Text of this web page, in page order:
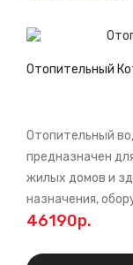
Отопительный
Отопительный
предназначен
жилых домов и
назначения,
46190р.